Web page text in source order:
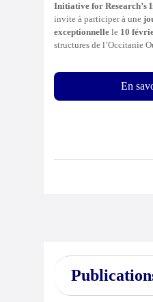
Initiative for Research’s
invite à participer à une
exceptionnelle le 10
structures de l’Occitanie
En